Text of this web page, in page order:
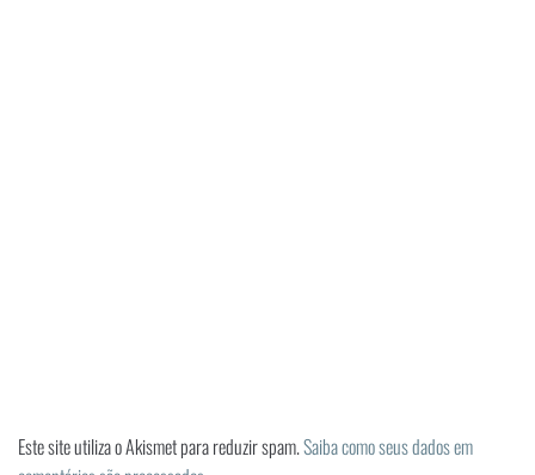
Este site utiliza o Akismet para reduzir spam.Saiba como seus dados em